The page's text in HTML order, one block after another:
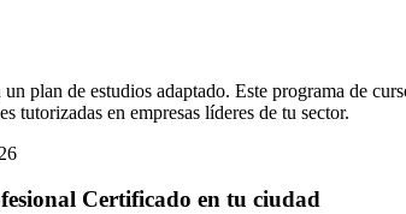
plan de estudios adaptado. Este programa de
tutorizadas en empresas líderes de tu sector.
Certificado en tu ciudad